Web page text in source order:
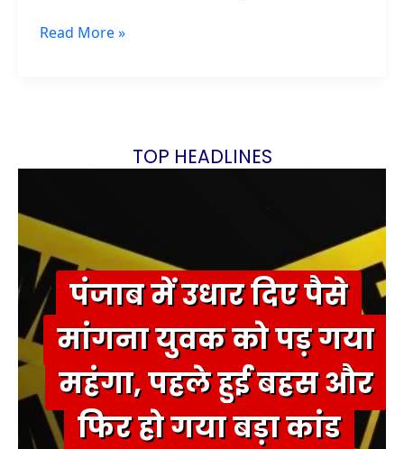
Read More »
TOP HEADLINES
पंजाब में उधार दिए पैसे
मांगना युवक को पड़ गया
महंगा, पहले हुई बहस और
फिर हो गया बड़ा कांड